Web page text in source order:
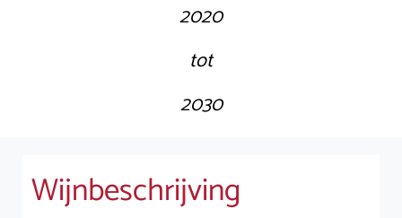
2020
tot
2030
Wijnbeschrijving